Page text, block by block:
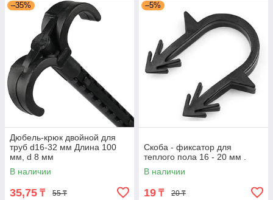
–35%
Дюбель-крюк двойной для
труб d16-32 мм Длина 100
мм, d 8 мм
В наличии
35,75 ₸ 55 ₸
–5%
Скоба - фиксатор для
теплого пола 16 - 20 мм .
В наличии
19 ₸ 20 ₸